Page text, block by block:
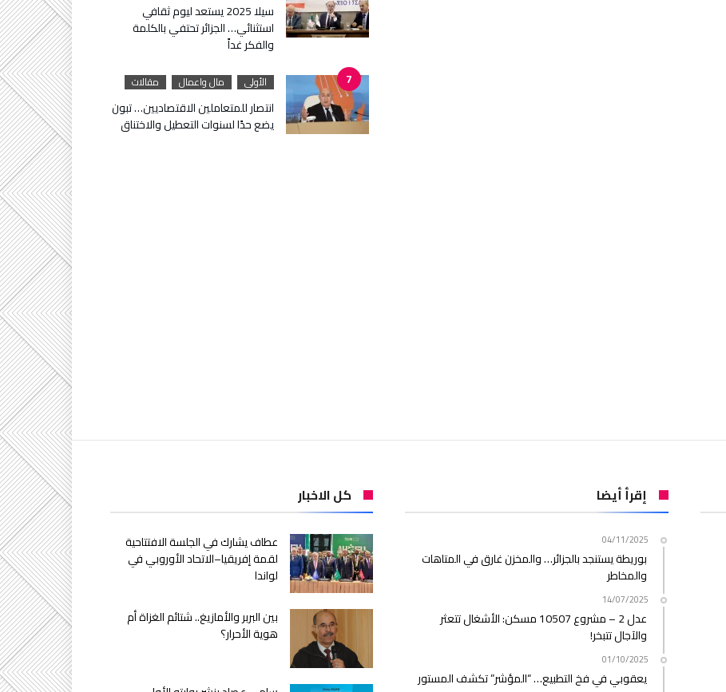
سيلا 2025 يستعد ليوم ثقافي
استثنائي… الجزائر تحتفي بالكلمة
والفكر غداً
الأولى مال واعمال مقالات
انتصار للمتعاملين الاقتصاديين… تبون
يضع حدًا لسنوات التعطيل والاختناق
إقرأ أيضا
04/11/2025
بوريطة يستنجد بالجزائر… والمخزن غارق في المتاهات
والمخاطر
14/07/2025
عدل 2 – مشروع 10507 مسكن: الأشغال تتعثر
والآجال تتبخر!
01/10/2025
يعقوبي في فخ التطبيع… “المؤشر” تكشف المستور
كل الاخبار
عطاف يشارك في الجلسة الافتتاحية
لقمة إفريقيا–الاتحاد الأوروبي في
لواندا
بين البربر والأمازيغ.. شتائم الغزاة أم
هوية الأحرار؟